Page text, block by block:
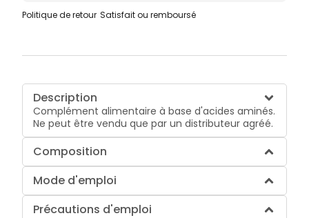
Politique de retour Satisfait ou remboursé
Description
Complément alimentaire à base d'acides aminés.
Ne peut être vendu que par un distributeur agréé.
Composition
Mode d'emploi
Précautions d'emploi